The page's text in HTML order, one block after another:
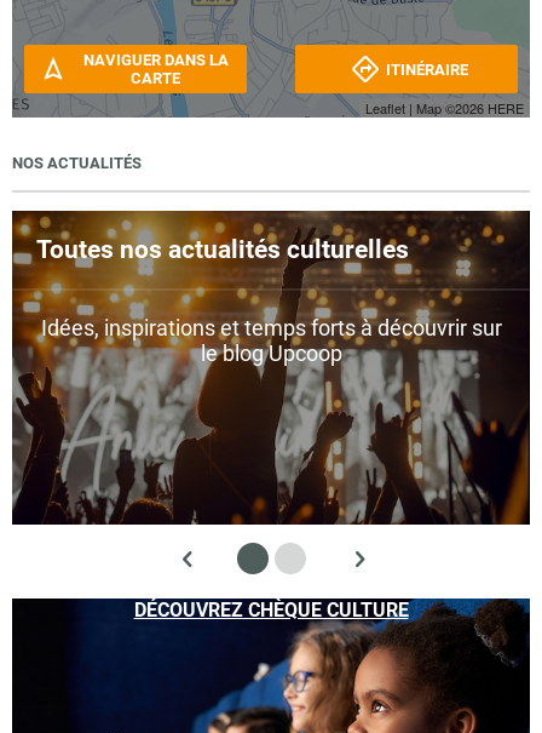
Leaflet | Map ©2026 HERE
NAVIGUER DANS LA
CARTE
ITINÉRAIRE
NOS ACTUALITÉS
Toutes nos actualités culturelles
Idées, inspirations et temps forts à découvrir sur
le blog Upcoop
DÉCOUVREZ CHÈQUE CULTURE